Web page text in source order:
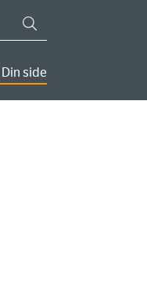
Din side